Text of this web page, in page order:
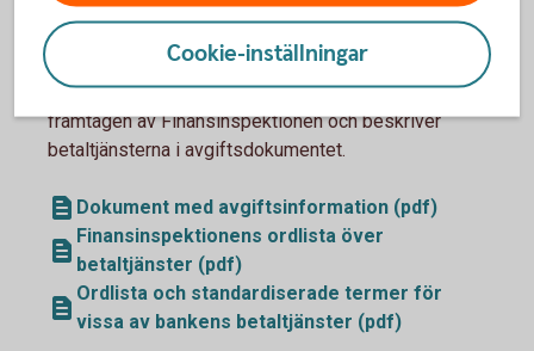
Du får också avgiftsinformationen när du öppnar ett
nytt betalkonto i banken.
Till avgiftsinformationen finns en ordlista. Den är
framtagen av Finansinspektionen och beskriver
betaltjänsterna i avgiftsdokumentet.
Dokument med avgiftsinformation (pdf)
Finansinspektionens ordlista över
betaltjänster (pdf)
Ordlista och standardiserade termer för
vissa av bankens betaltjänster (pdf)
Cookie-inställningar